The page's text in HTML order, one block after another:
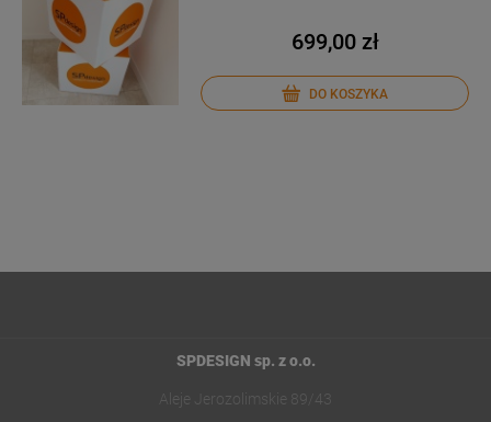
699,00 zł
DO KOSZYKA
SPDESIGN sp. z o.o.
Aleje Jerozolimskie 89/43